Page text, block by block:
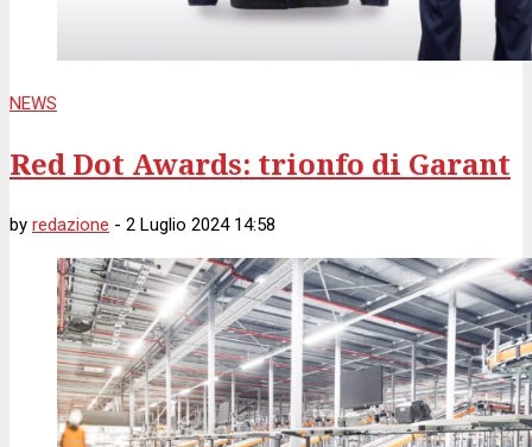
NEWS
Red Dot Awards: trionfo di Garant
by redazione - 2 Luglio 2024 14:58